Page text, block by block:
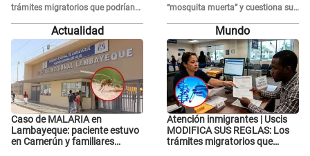
trámites migratorios que podrían
necesitar tu prueba de ADN
“mosquita muerta” y cuestiona su
RECONCILIACIÓN con Marcelo
Tinelli en TV argentina
Actualidad
Caso de MALARIA en
Lambayeque: paciente estuvo
en Camerún y familiares
Mundo
Atención inmigrantes | Uscis
MODIFICA SUS REGLAS: Los
trámites migratorios que